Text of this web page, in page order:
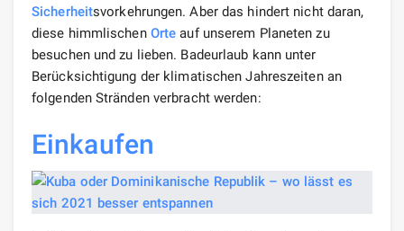
Sicherheitsvorkehrungen. Aber das hindert nicht daran,
diese himmlischen Orte auf unserem Planeten zu
besuchen und zu lieben. Badeurlaub kann unter
Berücksichtigung der klimatischen Jahreszeiten an
folgenden Stränden verbracht werden:
Einkaufen